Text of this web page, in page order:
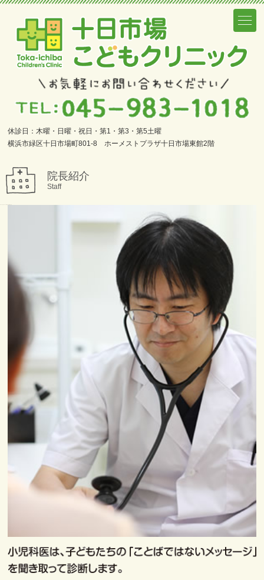
休診日：木曜・日曜・祝日・第1・第3・第5土曜
横浜市緑区十日市場町801-8 ホーメストプラザ十日市場東館2階
院長紹介
Staff